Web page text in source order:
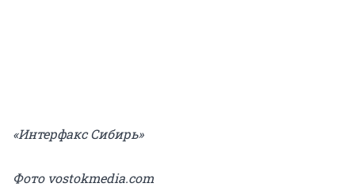
«Интерфакс Сибирь»
Фото vostokmedia.com